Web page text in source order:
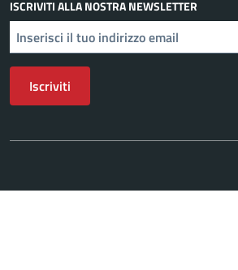
ISCRIVITI ALLA NOSTRA NEWSLETTER